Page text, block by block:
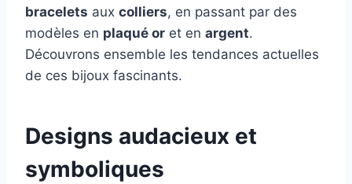
bracelets aux colliers, en passant par des
modèles en plaqué or et en argent.
Découvrons ensemble les tendances actuelles
de ces bijoux fascinants.
Designs audacieux et
symboliques